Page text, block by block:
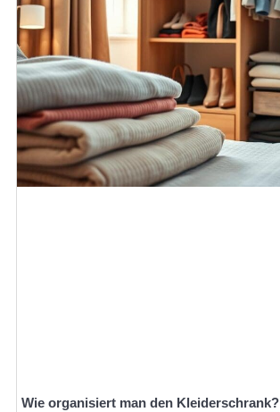
Wie organisiert man den Kleiderschrank?